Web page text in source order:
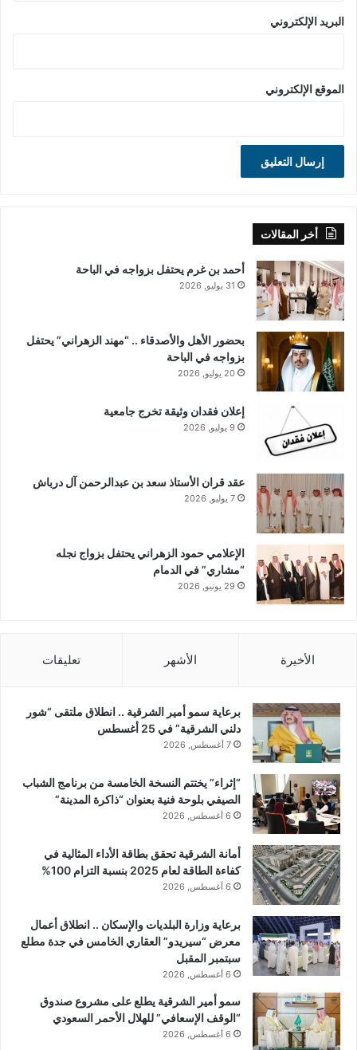
البريد الإلكتروني
الموقع الإلكتروني
أخر المقالات
أحمد بن غرم يحتفل بزواجه في الباحة
31 يوليو, 2026
بحضور الأهل والأصدقاء .. “مهند الزهراني” يحتفل
بزواجه في الباحة
20 يوليو, 2026
إعلان فقدان وثيقة تخرج جامعية
9 يوليو, 2026
عقد قران الأستاذ سعد بن عبدالرحمن آل درباش
7 يوليو, 2026
الإعلامي حمود الزهراني يحتفل بزواج نجله
“مشاري” في الدمام
29 يونيو, 2026
الأخيرة الأشهر تعليقات
برعاية سمو أمير الشرقية .. انطلاق ملتقى “شور
دلني الشرقية” في 25 أغسطس
7 أغسطس, 2026
“إثراء” يختتم النسخة الخامسة من برنامج الشباب
الصيفي بلوحة فنية بعنوان “ذاكرة المدينة”
6 أغسطس, 2026
أمانة الشرقية تحقق بطاقة الأداء المثالية في
كفاءة الطاقة لعام 2025 بنسبة التزام 100%
6 أغسطس, 2026
برعاية وزارة البلديات والإسكان .. انطلاق أعمال
معرض “سيريدو” العقاري الخامس في جدة مطلع
سبتمبر المقبل
6 أغسطس, 2026
سمو أمير الشرقية يطلع على مشروع صندوق
“الوقف الإسعافي” للهلال الأحمر السعودي
6 أغسطس, 2026